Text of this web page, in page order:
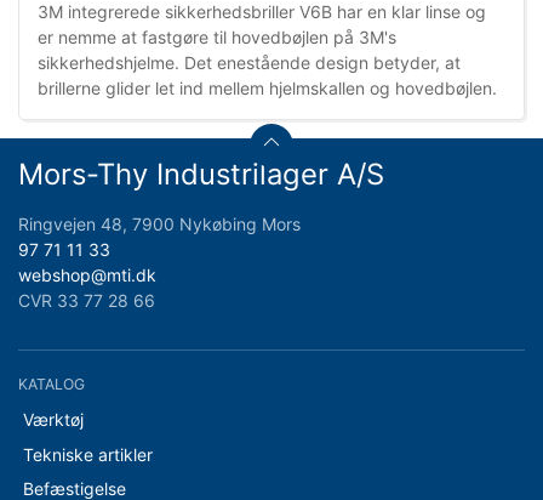
3M integrerede sikkerhedsbriller V6B har en klar linse og
er nemme at fastgøre til hovedbøjlen på 3M's
sikkerhedshjelme. Det enestående design betyder, at
brillerne glider let ind mellem hjelmskallen og hovedbøjlen.
Mors-Thy Industrilager A/S
Ringvejen 48, 7900 Nykøbing Mors
97 71 11 33
webshop@mti.dk
CVR 33 77 28 66
KATALOG
Værktøj
Tekniske artikler
Befæstigelse